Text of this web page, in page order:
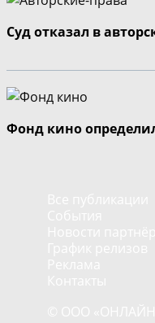
Суд отказал в
Фонд кино